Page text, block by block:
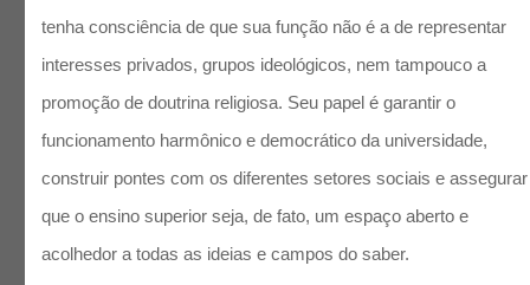
tenha consciência de que sua função não é a de representar
interesses privados, grupos ideológicos, nem tampouco a
promoção de doutrina religiosa. Seu papel é garantir o
funcionamento harmônico e democrático da universidade,
construir pontes com os diferentes setores sociais e assegurar
que o ensino superior seja, de fato, um espaço aberto e
acolhedor a todas as ideias e campos do saber.